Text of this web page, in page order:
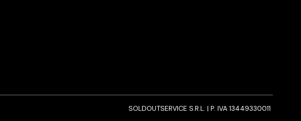
SOLDOUTSERVICE S.R.L. | P. IVA 13449330011